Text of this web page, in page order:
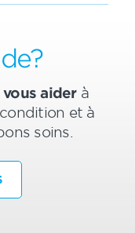
aiderà
et à
soins.